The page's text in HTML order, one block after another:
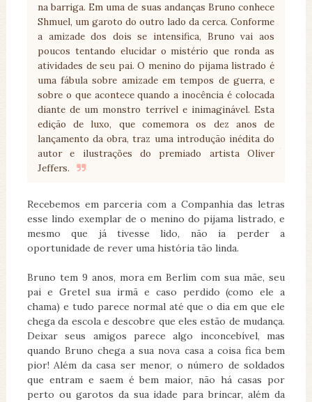
na barriga. Em uma de suas andanças Bruno conhece
Shmuel, um garoto do outro lado da cerca. Conforme
a amizade dos dois se intensifica, Bruno vai aos
poucos tentando elucidar o mistério que ronda as
atividades de seu pai. O menino do pijama listrado é
uma fábula sobre amizade em tempos de guerra, e
sobre o que acontece quando a inocência é colocada
diante de um monstro terrível e inimaginável. Esta
edição de luxo, que comemora os dez anos de
lançamento da obra, traz uma introdução inédita do
autor e ilustrações do premiado artista Oliver
Jeffers.
Recebemos em parceria com a Companhia das letras
esse lindo exemplar de o menino do pijama listrado, e
mesmo que já tivesse lido, não ia perder a
oportunidade de rever uma história tão linda.
Bruno tem 9 anos, mora em Berlim com sua mãe, seu
pai e Gretel sua irmã e caso perdido (como ele a
chama) e tudo parece normal até que o dia em que ele
chega da escola e descobre que eles estão de mudança.
Deixar seus amigos parece algo inconcebível, mas
quando Bruno chega a sua nova casa a coisa fica bem
pior! Além da casa ser menor, o número de soldados
que entram e saem é bem maior, não há casas por
perto ou garotos da sua idade para brincar, além da